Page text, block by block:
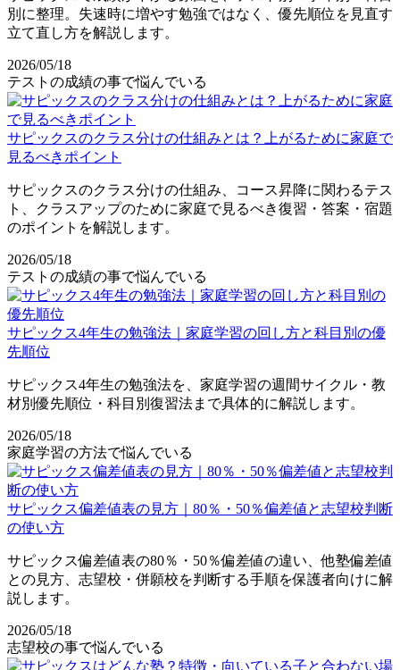
別に整理。失速時に増やす勉強ではなく、優先順位を見直す
立て直し方を解説します。
2026/05/18
テストの成績の事で悩んでいる
サピックスのクラス分けの仕組みとは？上がるために家庭で
見るべきポイント
サピックスのクラス分けの仕組み、コース昇降に関わるテス
ト、クラスアップのために家庭で見るべき復習・答案・宿題
のポイントを解説します。
2026/05/18
テストの成績の事で悩んでいる
サピックス4年生の勉強法｜家庭学習の回し方と科目別の優
先順位
サピックス4年生の勉強法を、家庭学習の週間サイクル・教
材別優先順位・科目別復習法まで具体的に解説します。
2026/05/18
家庭学習の方法で悩んでいる
サピックス偏差値表の見方｜80％・50％偏差値と志望校判断
の使い方
サピックス偏差値表の80％・50％偏差値の違い、他塾偏差値
との見方、志望校・併願校を判断する手順を保護者向けに解
説します。
2026/05/18
志望校の事で悩んでいる